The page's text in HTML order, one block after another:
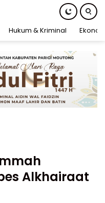
Hukum & Kriminal
Alkhairaat